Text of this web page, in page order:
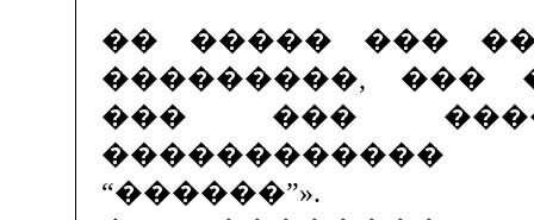
�� ����� ���
���������, ���
��� ���
������������
“������”».